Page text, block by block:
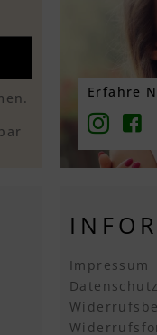
Erfahre
Impressum